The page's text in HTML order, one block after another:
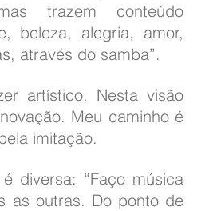
trazem conteúdo
beleza, alegria, amor,
através do samba”.
artístico. Nesta visão
Meu caminho é
imitação.
diversa: “Faço música
as outras. Do ponto de